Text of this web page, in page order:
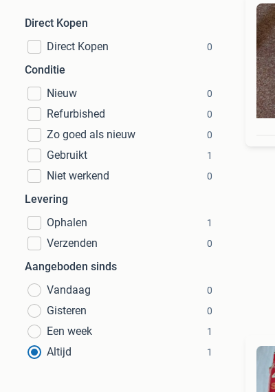
Direct Kopen
Direct Kopen
0
Conditie
Nieuw
0
Refurbished 0
Zo goed als nieuw 0
Gebruikt 1
Niet werkend 0
Levering
Ophalen
1
Verzenden 0
Aangeboden sinds
Vandaag
0
Gisteren 0
Een week 1
Altijd 1